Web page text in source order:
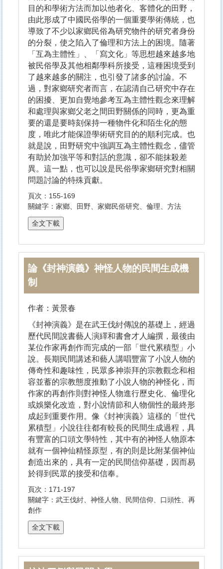
目的和學術方法而加以他者化、客體化的田野，
由此形成了中國民俗學的一個重要學術傳統，也
導致了不少以家鄉民俗為研究物件的研究者身份
的分裂，使之陷入了倫理和方法上的困境。隨著
「互為主體性」、「寫文化」等思想越來越多地
被民俗學及其他相鄰學科所接受，這種困境受到
了越來越多的關注，也引發了諸多的討論。不
過，對家鄉研究者而言，在認清自己研究中存在
的困擾、更加自覺地參考互為主體性觀念來理解
和處理與家鄉父老之間田野關係的同時，更為重
要的還是要時刻保持一種物件化和陌生化的態
度，唯此才能保證學術研究目的的順利完成。也
就是說，田野研究中強調互為主體性觀念，儘管
有助於加強平等和對話的意識，卻不能抹殺差
異。這一點，也可以說是民俗學家鄉研究對相關
問題討論的特殊貢獻。
頁次：155-169
關鍵字：家鄉、田野、家鄉民俗研究、倫理、方法
論《封神演義》神怪人物的民間生成機
制
作者：黃景春
《封神演義》是在武王伐紂傳說的基礎上，經過
歷代民間說書藝人演繹和書會才人編撰，最後由
某位作家再創作而完成的一部「世代累積型」小
說。長期民間講述和藝人講唱豐富了小說人物的
傳奇性和趣味性，民眾多神崇拜的宗教觀念和相
容並蓄的宗教態度推動了小說人物的神怪化，而
作家的再創作則對神怪人物進行歷史化、倫理化
或娛樂化改造，對小說情節和人物個性的最終形
成起到重要作用。像《封神演義》這樣的「世代
累積型」小說往往都有較長的民間生成過程，具
有豐富的口頭文學特性，其中有的神怪人物原本
就有一個神仙精怪原型，有的則是比附某個神仙
創造出來的，具有一定的民間信仰基礎，因而易
於得到民眾的接受和信奉。
頁次：171-197
關鍵字：武王伐紂、神怪人物、民間信仰、口頭性、再
創作